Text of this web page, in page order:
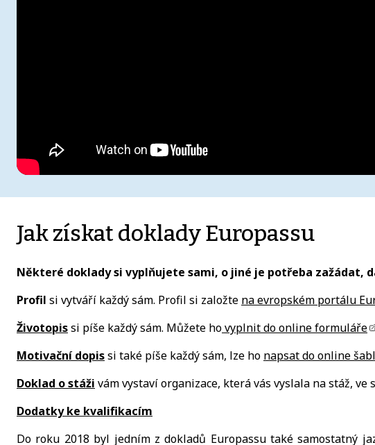
Jak získat doklady Europassu
Některé doklady si vyplňujete sami, o jiné je potřeba zažádat,
Profil si vytváří každý sám. Profil si založte na evropském portálu
Životopissi píše každý sám. Můžete hovyplnit do online formuláře
Motivační dopissi také píše každý sám, lze ho napsat do online
Doklad o stáži vám vystaví organizace, která vás vyslala na stáž,
Dodatky ke kvalifikacím
Do roku 2018 byl jedním z dokladů Europassu také samostatný